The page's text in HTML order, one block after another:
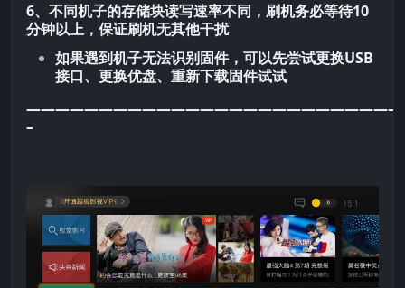
6、不同机子的存储块读写速率不同，刷机务必等待10
分钟以上，保证刷机无其他干扰
如果遇到机子无法识别固件，可以先尝试更换USB
接口、更换优盘、重新下载固件试试
–